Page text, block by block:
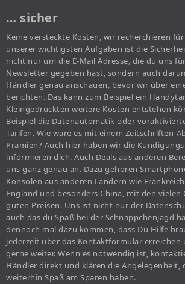
… sicher
Keine versteckte Kosten, wir recherchieren
unserer wichtigsten Aufgaben ist die
nicht nur um die E-Mail Adresse, die du uns
Newsletter gegeben hast, sondern auch
Händler genau anschauen, bevor wir über
berichten. Das kann zum Beispiel ein
Kleingedruckten weitere Kosten entstehen
Beispiel die Datenautomatik oder
Tarifen. Wie wäre es mit einem Zeitschriften-
Prämien? Auch hier haben wir die
informieren dich. Auch Deals aus anderen
uns ganz genau an. Dazu gehören
Konsolen aus anderen Ländern wie
England und besonders China, mit den vielen
guten Preisen. Uns ist nicht nur der
auch das du Spaß bei der Schnäppchenjagd
dennoch mal dazu kommen, dass Du Hilfe
jederzeit über das Kontaktformular erreichen
gerne weiter. Wenn es notwendig ist,
Händler direkt und klären die Angelegenheit,
weiterhin Spaß am Sparen haben.